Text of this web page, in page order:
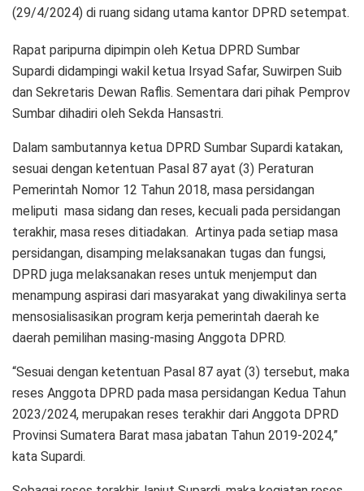
(29/4/2024) di ruang sidang utama kantor DPRD setempat.
Rapat paripurna dipimpin oleh Ketua DPRD Sumbar
Supardi didampingi wakil ketua Irsyad Safar, Suwirpen Suib
dan Sekretaris Dewan Raflis. Sementara dari pihak Pemprov
Sumbar dihadiri oleh Sekda Hansastri.
Dalam sambutannya ketua DPRD Sumbar Supardi katakan,
sesuai dengan ketentuan Pasal 87 ayat (3) Peraturan
Pemerintah Nomor 12 Tahun 2018, masa persidangan
meliputi masa sidang dan reses, kecuali pada persidangan
terakhir, masa reses ditiadakan. Artinya pada setiap masa
persidangan, disamping melaksanakan tugas dan fungsi,
DPRD juga melaksanakan reses untuk menjemput dan
menampung aspirasi dari masyarakat yang diwakilinya serta
mensosialisasikan program kerja pemerintah daerah ke
daerah pemilihan masing-masing Anggota DPRD.
“Sesuai dengan ketentuan Pasal 87 ayat (3) tersebut, maka
reses Anggota DPRD pada masa persidangan Kedua Tahun
2023/2024, merupakan reses terakhir dari Anggota DPRD
Provinsi Sumatera Barat masa jabatan Tahun 2019-2024,”
kata Supardi.